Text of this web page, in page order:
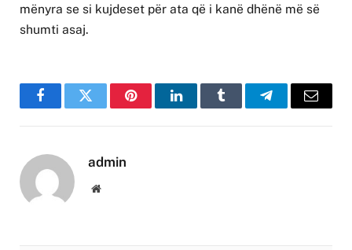
mënyra se si kujdeset për ata që i kanë dhënë më së
shumti asaj.
FacebookTwitter PinterestLinkedInTumblr TelegramEmail
admin
Website